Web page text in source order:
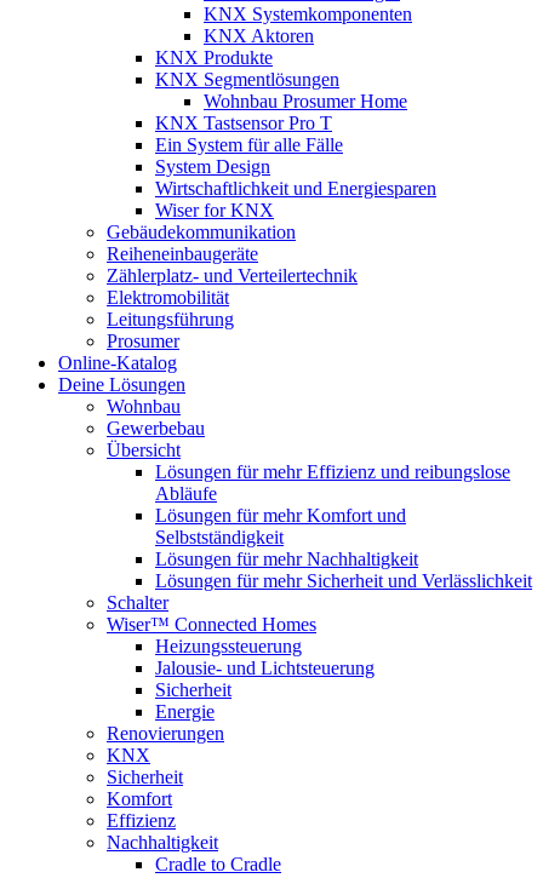
KNX Systemkomponenten
KNX Aktoren
KNX Produkte
KNX Segmentlösungen
Wohnbau Prosumer Home
KNX Tastsensor Pro T
Ein System für alle Fälle
System Design
Wirtschaftlichkeit und Energiesparen
Wiser for KNX
Gebäudekommunikation
Reiheneinbaugeräte
Zählerplatz- und Verteilertechnik
Elektromobilität
Leitungsführung
Prosumer
Online-Katalog
Deine Lösungen
Wohnbau
Gewerbebau
Übersicht
Lösungen für mehr Effizienz und reibungslose
Abläufe
Lösungen für mehr Komfort und
Selbstständigkeit
Lösungen für mehr Nachhaltigkeit
Lösungen für mehr Sicherheit und Verlässlichkeit
Schalter
Wiser™ Connected Homes
Heizungssteuerung
Jalousie- und Lichtsteuerung
Sicherheit
Energie
Renovierungen
KNX
Sicherheit
Komfort
Effizienz
Nachhaltigkeit
Cradle to Cradle